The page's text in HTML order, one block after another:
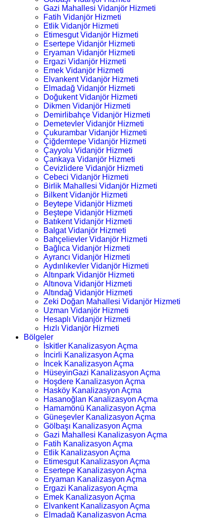
Gazi Mahallesi Vidanjör Hizmeti
Fatih Vidanjör Hizmeti
Etlik Vidanjör Hizmeti
Etimesgut Vidanjör Hizmeti
Esertepe Vidanjör Hizmeti
Eryaman Vidanjör Hizmeti
Ergazi Vidanjör Hizmeti
Emek Vidanjör Hizmeti
Elvankent Vidanjör Hizmeti
Elmadağ Vidanjör Hizmeti
Doğukent Vidanjör Hizmeti
Dikmen Vidanjör Hizmeti
Demirlibahçe Vidanjör Hizmeti
Demetevler Vidanjör Hizmeti
Çukurambar Vidanjör Hizmeti
Çiğdemtepe Vidanjör Hizmeti
Çayyolu Vidanjör Hizmeti
Çankaya Vidanjör Hizmeti
Cevizlidere Vidanjör Hizmeti
Cebeci Vidanjör Hizmeti
Birlik Mahallesi Vidanjör Hizmeti
Bilkent Vidanjör Hizmeti
Beytepe Vidanjör Hizmeti
Beştepe Vidanjör Hizmeti
Batıkent Vidanjör Hizmeti
Balgat Vidanjör Hizmeti
Bahçelievler Vidanjör Hizmeti
Bağlıca Vidanjör Hizmeti
Ayrancı Vidanjör Hizmeti
Aydınlıkevler Vidanjör Hizmeti
Altınpark Vidanjör Hizmeti
Altınova Vidanjör Hizmeti
Altındağ Vidanjör Hizmeti
Zeki Doğan Mahallesi Vidanjör Hizmeti
Uzman Vidanjör Hizmeti
Hesaplı Vidanjör Hizmeti
Hızlı Vidanjör Hizmeti
Bölgeler
İskitler Kanalizasyon Açma
İncirli Kanalizasyon Açma
İncek Kanalizasyon Açma
HüseyinGazi Kanalizasyon Açma
Hoşdere Kanalizasyon Açma
Hasköy Kanalizasyon Açma
Hasanoğlan Kanalizasyon Açma
Hamamönü Kanalizasyon Açma
Güneşevler Kanalizasyon Açma
Gölbaşı Kanalizasyon Açma
Gazi Mahallesi Kanalizasyon Açma
Fatih Kanalizasyon Açma
Etlik Kanalizasyon Açma
Etimesgut Kanalizasyon Açma
Esertepe Kanalizasyon Açma
Eryaman Kanalizasyon Açma
Ergazi Kanalizasyon Açma
Emek Kanalizasyon Açma
Elvankent Kanalizasyon Açma
Elmadağ Kanalizasyon Açma